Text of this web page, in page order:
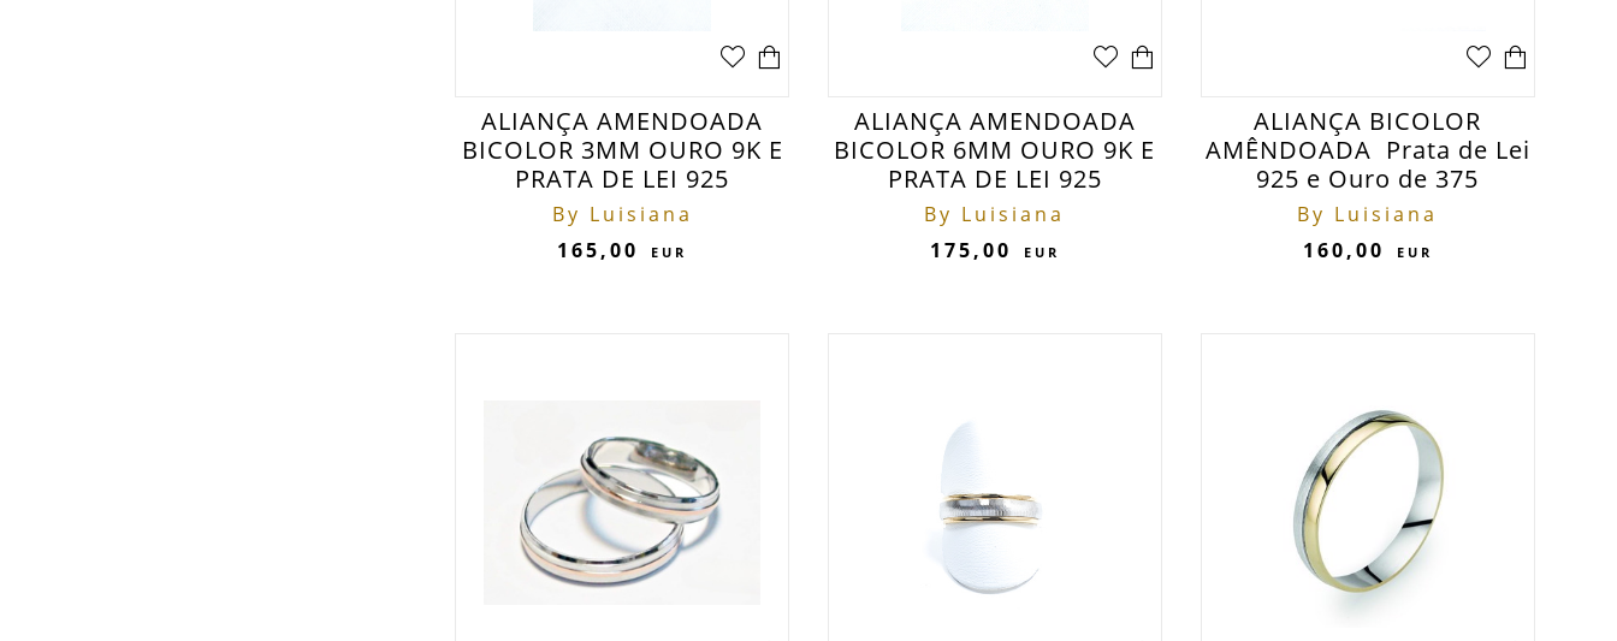
ALIANÇA AMENDOADA
BICOLOR 3MM OURO 9K E
PRATA DE LEI 925
By Luisiana
165,00
EUR
ALIANÇA AMENDOADA
BICOLOR 6MM OURO 9K E
PRATA DE LEI 925
By Luisiana
175,00
EUR
ALIANÇA BICOLOR
AMÊNDOADA Prata de Lei
925 e Ouro de 375
By Luisiana
160,00
EUR